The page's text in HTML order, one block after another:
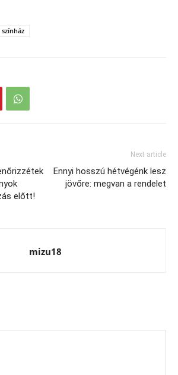
előtt!
Next article
Ennyi hosszú hétvégénk lesz
jövőre: megvan a rendelet
mizu18